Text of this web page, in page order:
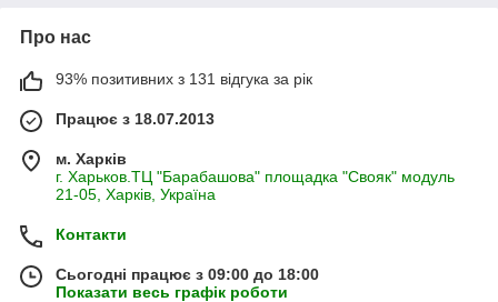
Про нас
93% позитивних з 131 відгука за рік
Працює з 18.07.2013
м. Харків
г. Харьков.ТЦ "Барабашова" площадка "Свояк" модуль
21-05, Харків, Україна
Контакти
Сьогодні працює з 09:00 до 18:00
Показати весь графік роботи